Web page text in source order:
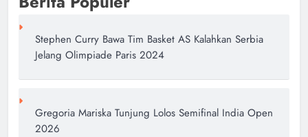
Spanyol 2026, Peluang Poin Buyar
di Jerez
Stephen Curry Bawa Tim Basket AS Kalahkan Serbia
Jelang Olimpiade Paris 2024
Gregoria Mariska Tunjung Lolos Semifinal India Open
2026